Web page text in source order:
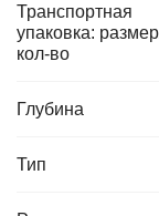
Транспортная
упаковка:
кол-во
Глубина
Тип